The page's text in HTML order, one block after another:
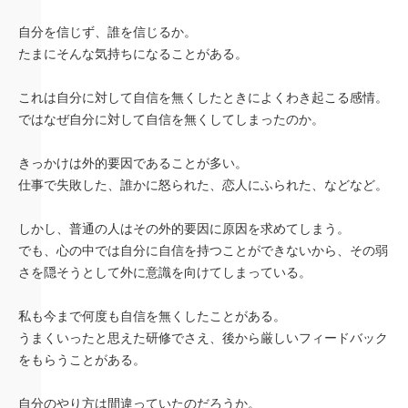
自分を信じず、誰を信じるか。
たまにそんな気持ちになることがある。
これは自分に対して自信を無くしたときによくわき起こる感情。
ではなぜ自分に対して自信を無くしてしまったのか。
きっかけは外的要因であることが多い。
仕事で失敗した、誰かに怒られた、恋人にふられた、などなど。
しかし、普通の人はその外的要因に原因を求めてしまう。
でも、心の中では自分に自信を持つことができないから、その弱
さを隠そうとして外に意識を向けてしまっている。
私も今まで何度も自信を無くしたことがある。
うまくいったと思えた研修でさえ、後から厳しいフィードバック
をもらうことがある。
自分のやり方は間違っていたのだろうか。